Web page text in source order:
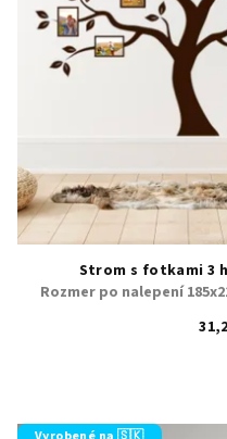
Strom s fotkami 3
Rozmer po nalepení